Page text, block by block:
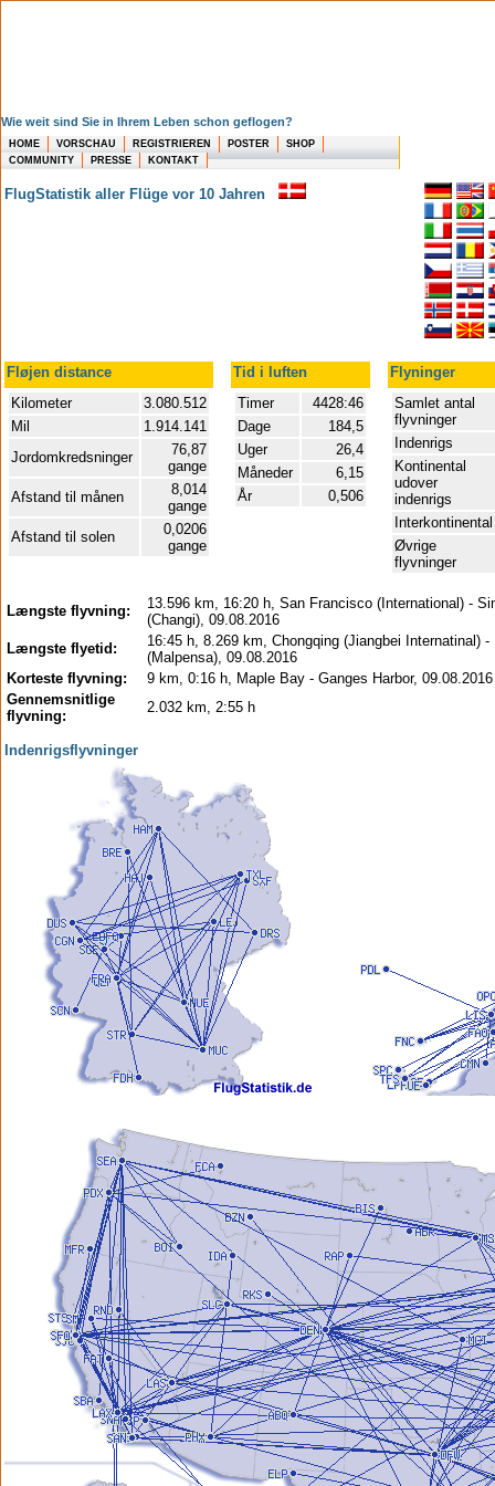
Wie weit sind Sie in Ihrem Leben schon geflogen?
HOME VORSCHAU REGISTRIEREN POSTER
SHOP
COMMUNITY
PRESSE KONTAKT
FlugStatistik aller Flüge vor 10 Jahren
Fløjen distance Tid i luften
Flyninger
Kilometer
3.080.512
Mil
1.914.141
Jordomkredsninger
76,87
gange
Afstand til månen
8,014
gange
Afstand til solen
0,0206
gange
Timer
4428:46
Dage
184,5
Uger
26,4
Måneder
6,15
År
0,506
Samlet antal
flyvninger
Indenrigs
Kontinental
udover
indenrigs
Interkontinental
Øvrige
flyvninger
Længste flyvning:
13.596 km, 16:20 h, San Francisco (International) -
(Changi), 09.08.2016
Længste flyetid:
16:45 h, 8.269 km, Chongqing (Jiangbei Internatinal) -
(Malpensa), 09.08.2016
Korteste flyvning:
9 km, 0:16 h, Maple Bay - Ganges Harbor, 09.08.2016
Gennemsnitlige
flyvning:
2.032 km, 2:55 h
Indenrigsflyvninger